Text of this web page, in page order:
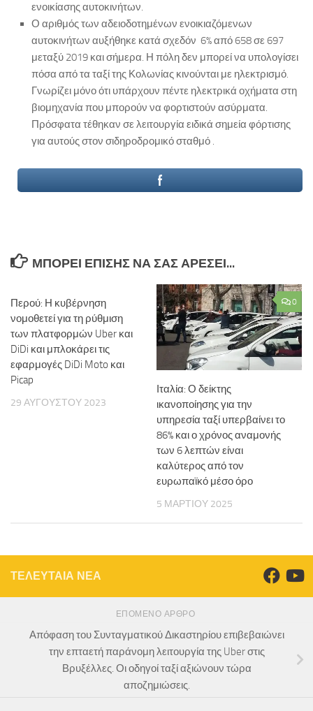
ενοικίασης αυτοκινήτων.
Ο αριθμός των αδειοδοτημένων ενοικιαζόμενων
αυτοκινήτων αυξήθηκε κατά σχεδόν 6% από 658 σε 697
μεταξύ 2019 και σήμερα. Η πόλη δεν μπορεί να υπολογίσει
πόσα από τα ταξί της Κολωνίας κινούνται με ηλεκτρισμό.
Γνωρίζει μόνο ότι υπάρχουν πέντε ηλεκτρικά οχήματα στη
βιομηχανία που μπορούν να φορτιστούν ασύρματα.
Πρόσφατα τέθηκαν σε λειτουργία ειδικά σημεία φόρτισης
για αυτούς στον σιδηροδρομικό σταθμό .
ΜΠΟΡΕΊ ΕΠΊΣΗΣ ΝΑ ΣΑΣ ΑΡΈΣΕΙ...
Περού: Η κυβέρνηση
νομοθετεί για τη ρύθμιση
των πλατφορμών Uber και
DiDi και μπλοκάρει τις
εφαρμογές DiDi Moto και
Picap
29 ΑΥΓΟΎΣΤΟΥ 2023
0
Ιταλία: Ο δείκτης
ικανοποίησης για την
υπηρεσία ταξί υπερβαίνει το
86% και ο χρόνος αναμονής
των 6 λεπτών είναι
καλύτερος από τον
ευρωπαϊκό μέσο όρο
5 ΜΑΡΤΊΟΥ 2025
ΤΕΛΕΥΤΑΙΑ ΝΕΑ
ΕΠΌΜΕΝΟ ΆΡΘΡΟ
Απόφαση του Συνταγματικού Δικαστηρίου επιβεβαιώνει
την επταετή παράνομη λειτουργία της Uber στις
Βρυξέλλες. Οι οδηγοί ταξί αξιώνουν τώρα
αποζημιώσεις.